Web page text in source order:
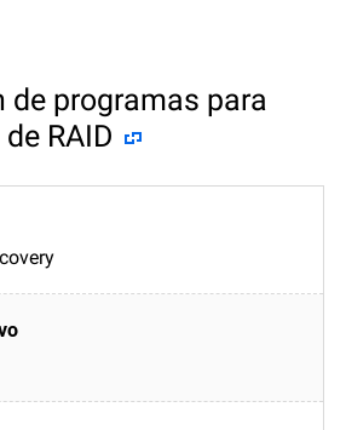
de programas para
RAID